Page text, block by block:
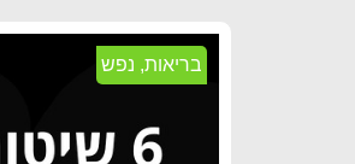
בריאות, נפש